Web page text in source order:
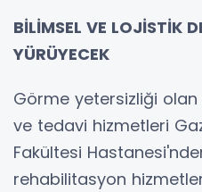
BİLİMSEL VE LOJİSTİK
YÜRÜYECEK
Görme yetersizliği
ve tedavi hizmetleri
Fakültesi
rehabilitasyon